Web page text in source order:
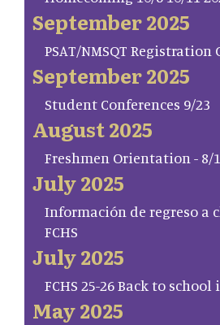
September 2025
PSAT/NMSQT Registration
September 2025
Student Conferences 9/23
August 2025
Freshmen Orientation - 8/
July 2025
Información de regreso a
FCHS
July 2025
FCHS 25-26 Back to
May 2025